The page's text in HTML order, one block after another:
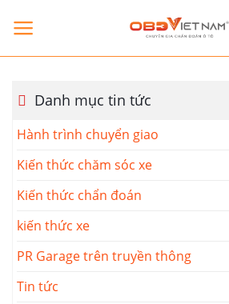
Danh mục tin tức
Hành trình chuyển giao
Kiến thức chăm sóc xe
Kiến thức chẩn đoán
kiến thức xe
PR Garage trên truyền thông
Tin tức